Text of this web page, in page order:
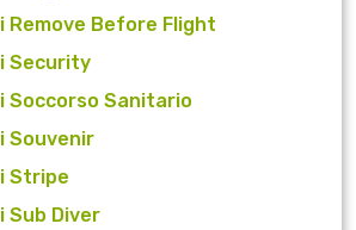
Remove Before Flight
Security
Soccorso Sanitario
Souvenir
Stripe
Sub Diver